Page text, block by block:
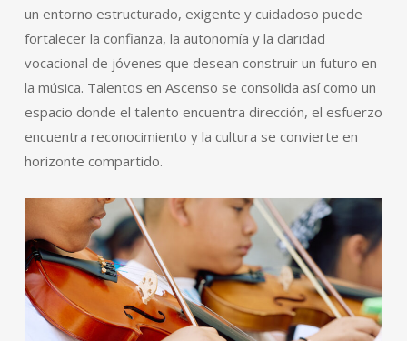
un entorno estructurado, exigente y cuidadoso puede
fortalecer la confianza, la autonomía y la claridad
vocacional de jóvenes que desean construir un futuro en
la música. Talentos en Ascenso se consolida así como un
espacio donde el talento encuentra dirección, el esfuerzo
encuentra reconocimiento y la cultura se convierte en
horizonte compartido.